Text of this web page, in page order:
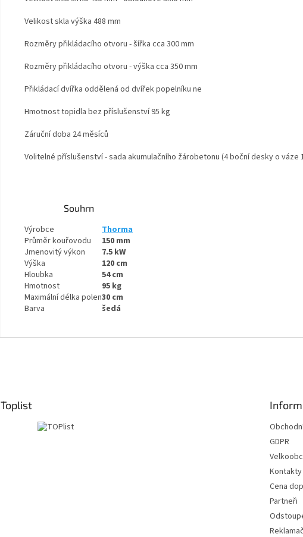
Velikost skla výška 488 mm
Rozměry přikládacího otvoru - šířka cca 300 mm
Rozměry přikládacího otvoru - výška cca 350 mm
Přikládací dvířka oddělená od dvířek popelníku ne
Hmotnost topidla bez příslušenství 95 kg
Záruční doba 24 měsíců
Volitelné příslušenství - sada akumulačního žárobetonu (4 boční desky o váze
Souhrn
Výrobce
Thorma
Průměr kouřovodu
150 mm
Jmenovitý výkon
7.5 kW
Výška
120 cm
Hloubka
54 cm
Hmotnost
95 kg
Maximální délka polen30 cm
Barva
šedá
Toplist
GDPR
Kontakty
Cena
Partneři